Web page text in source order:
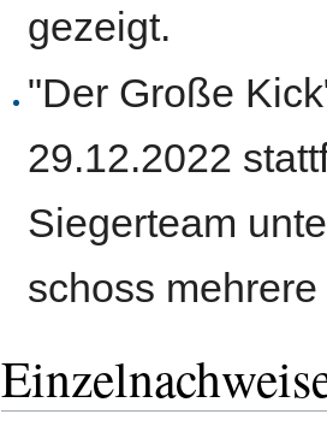
gezeigt.
"Der Große
29.12.2022
Siegerteam
schoss mehrere